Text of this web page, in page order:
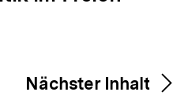
Nächster Inhalt